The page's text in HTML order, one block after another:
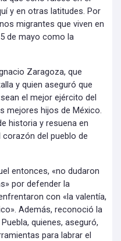
y en otras latitudes. Por
migrantes que viven en
de mayo como la
Zaragoza, que
y quien aseguró que
el mejor ejército del
mejores hijos de México.
historia y resuena en
del pueblo de
entonces, «no dudaron
por defender la
con «la valentía,
Además, reconoció la
quienes, aseguró,
para labrar el